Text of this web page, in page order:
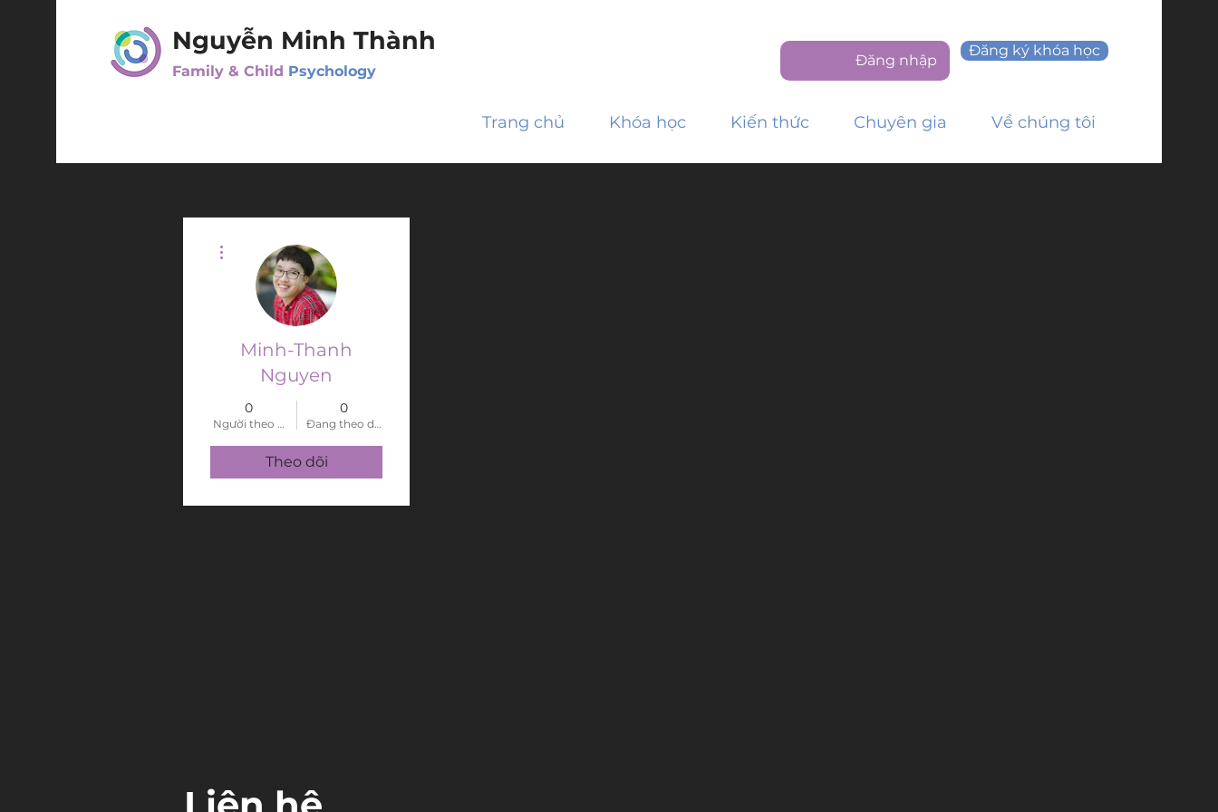
Nguyễn Minh Thành
Family & Child Psychology
Đăng nhập
Đăng ký khóa học
Trang chủ Khóa học Kiến thức Chuyên gia Về chúng tôi
Minh-Thanh
Nguyen
0
Người theo dõi
0
Đang theo dõi
Theo dõi